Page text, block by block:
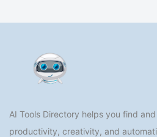
AI Tools Directory helps you find
productivity, creativity, and